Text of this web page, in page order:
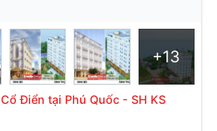
+13
Điển tại Phú Quốc - SH KS